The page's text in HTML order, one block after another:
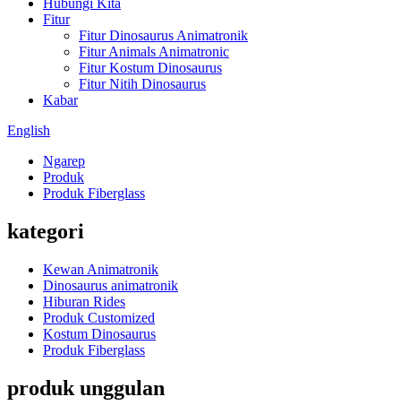
Hubungi Kita
Fitur
Fitur Dinosaurus Animatronik
Fitur Animals Animatronic
Fitur Kostum Dinosaurus
Fitur Nitih Dinosaurus
Kabar
English
Ngarep
Produk
Produk Fiberglass
kategori
Kewan Animatronik
Dinosaurus animatronik
Hiburan Rides
Produk Customized
Kostum Dinosaurus
Produk Fiberglass
produk unggulan